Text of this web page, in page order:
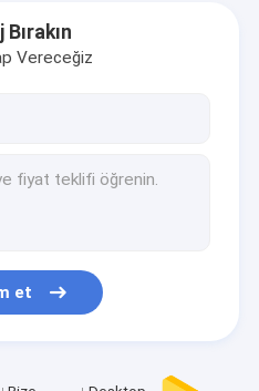
Bırakın
Vereceğiz
et